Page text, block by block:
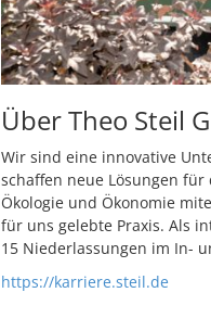
Über Theo Steil
Wir sind eine innovative
schaffen neue Lösungen
Ökologie und Ökonomie
für uns gelebte Praxis. Als
15 Niederlassungen im In-
https://karriere.steil.de